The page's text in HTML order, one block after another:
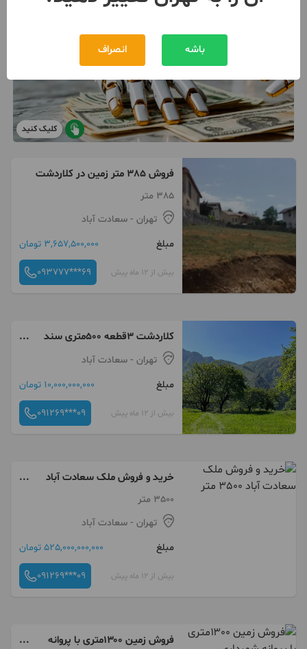
کلیک کنید
فروش 385 متر زمین در کلاردشت
385 متر
تهران - سعادت آباد
مبلغ
3,657,500,000 تومان
بیش از 12 ماه پیش 093777***69
کلاردشت ۳قطعه ۵۰۰متری سند
تک برگ
تهران - سعادت آباد
مبلغ
10,000,000,000 تومان
بیش از 12 ماه پیش 091269***09
خرید و فروش ملک سعادت آباد
3500 متر
3500 متر
تهران - سعادت آباد
مبلغ
525,000,000,000 تومان
بیش از 12 ماه پیش 091269***09
فروش زمین ۱۳۰۰متری با پروانه
باشه انصراف